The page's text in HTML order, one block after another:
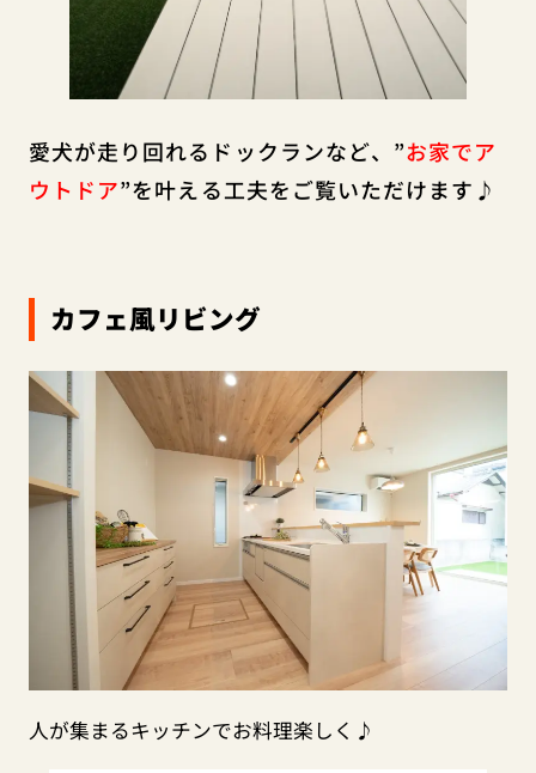
愛犬が走り回れるドックランなど、”お家でア
ウトドア”を叶える工夫をご覧いただけます♪
カフェ風リビング
人が集まるキッチンでお料理楽しく♪